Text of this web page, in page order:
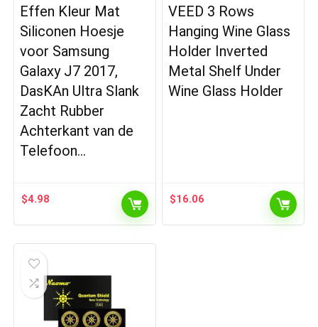
Effen Kleur Mat
Siliconen Hoesje
voor Samsung
Galaxy J7 2017,
DasKAn Ultra Slank
Zacht Rubber
Achterkant van de
Telefoon…
$4.98
VEED 3 Rows
Hanging Wine Glass
Holder Inverted
Metal Shelf Under
Wine Glass Holder
$16.06